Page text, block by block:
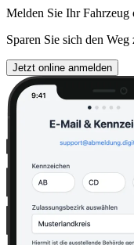
Melden Sie Ihr Fahrzeug
Sparen Sie sich den
Jetzt online anmelden